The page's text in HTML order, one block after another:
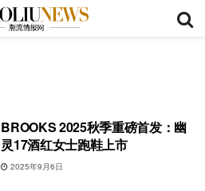
BROOKS 2025秋季重磅首发：幽
灵17酒红女士跑鞋上市
2025年9月6日